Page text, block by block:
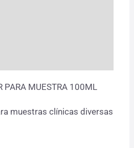
PARA MUESTRA 100ML
muestras clínicas diversas